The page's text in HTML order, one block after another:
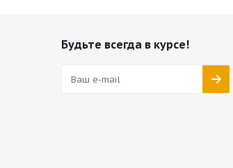
Будьте всегда в курсе!